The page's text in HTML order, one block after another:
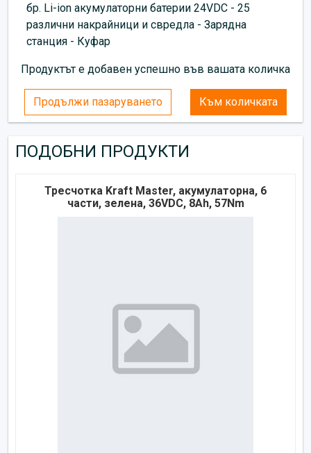
бр. Li-ion акумулаторни батерии 24VDC - 25
различни накрайници и свредла - Зарядна
станция - Куфар
Продуктът е добавен успешно във вашата количка
Продължи пазаруването Към количката
ПОДОБНИ ПРОДУКТИ
Тресчотка Kraft Master, акумулаторна, 6
части, зелена, 36VDC, 8Ah, 57Nm